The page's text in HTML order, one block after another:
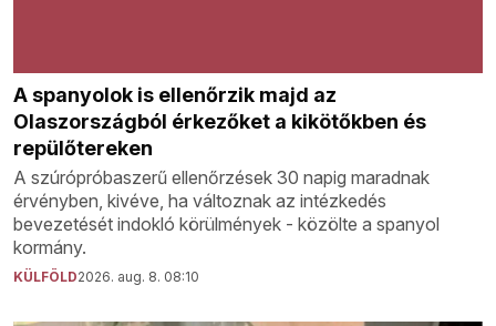
A spanyolok is ellenőrzik majd az
Olaszországból érkezőket a kikötőkben és
repülőtereken
A szúrópróbaszerű ellenőrzések 30 napig maradnak
érvényben, kivéve, ha változnak az intézkedés
bevezetését indokló körülmények - közölte a spanyol
kormány.
KÜLFÖLD2026. aug. 8. 08:10